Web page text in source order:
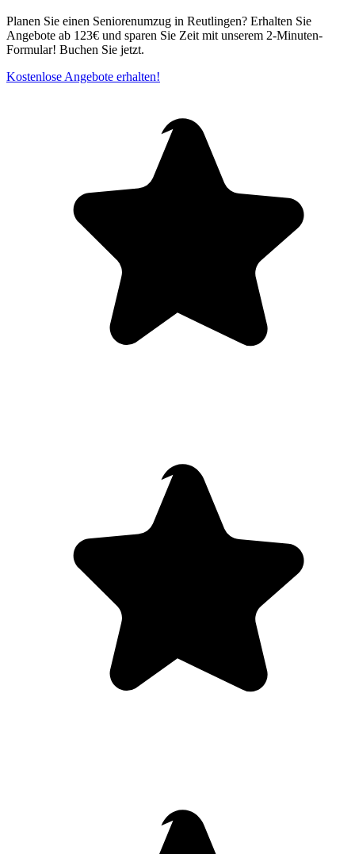
Planen Sie einen Seniorenumzug in Reutlingen? Erhalten Sie
Angebote ab 123€ und sparen Sie Zeit mit unserem 2-Minuten-
Formular! Buchen Sie jetzt.
Kostenlose Angebote erhalten!